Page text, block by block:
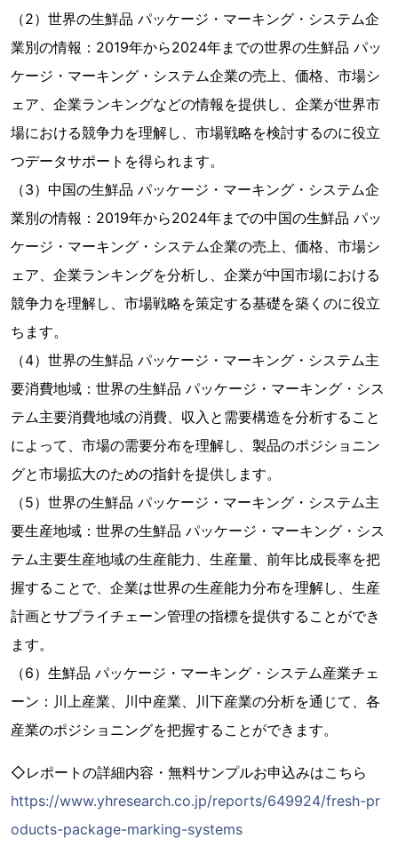
（2）世界の生鮮品 パッケージ・マーキング・システム企
業別の情報：2019年から2024年までの世界の生鮮品 パッ
ケージ・マーキング・システム企業の売上、価格、市場シ
ェア、企業ランキングなどの情報を提供し、企業が世界市
場における競争力を理解し、市場戦略を検討するのに役立
つデータサポートを得られます。
（3）中国の生鮮品 パッケージ・マーキング・システム企
業別の情報：2019年から2024年までの中国の生鮮品 パッ
ケージ・マーキング・システム企業の売上、価格、市場シ
ェア、企業ランキングを分析し、企業が中国市場における
競争力を理解し、市場戦略を策定する基礎を築くのに役立
ちます。
（4）世界の生鮮品 パッケージ・マーキング・システム主
要消費地域：世界の生鮮品 パッケージ・マーキング・シス
テム主要消費地域の消費、収入と需要構造を分析すること
によって、市場の需要分布を理解し、製品のポジショニン
グと市場拡大のための指針を提供します。
（5）世界の生鮮品 パッケージ・マーキング・システム主
要生産地域：世界の生鮮品 パッケージ・マーキング・シス
テム主要生産地域の生産能力、生産量、前年比成長率を把
握することで、企業は世界の生産能力分布を理解し、生産
計画とサプライチェーン管理の指標を提供することができ
ます。
（6）生鮮品 パッケージ・マーキング・システム産業チェ
ーン：川上産業、川中産業、川下産業の分析を通じて、各
産業のポジショニングを把握することができます。
◇レポートの詳細内容・無料サンプルお申込みはこちら
https://www.yhresearch.co.jp/reports/649924/fresh-pr
oducts-package-marking-systems